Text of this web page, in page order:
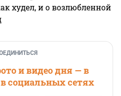
худел, и о возлюбленной
и видео дня — в
социальных сетях